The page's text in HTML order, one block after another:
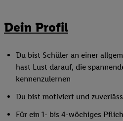
Dein Profil
Du bist Schüler an einer
hast Lust darauf, die
kennenzulernen
Du bist motiviert und
Für ein 1- bis 4-wöchiges